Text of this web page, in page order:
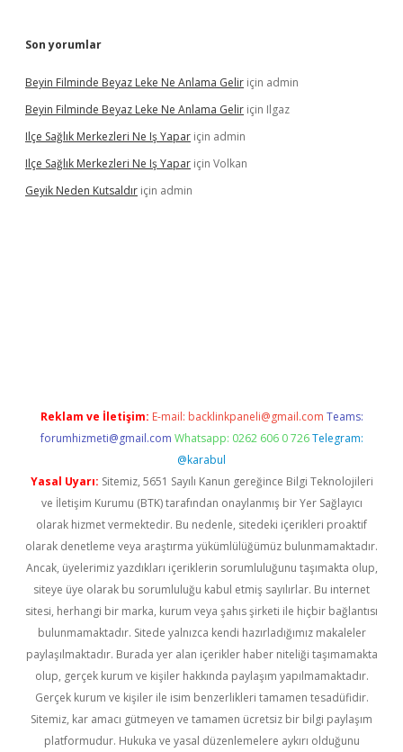
Son yorumlar
Beyin Filminde Beyaz Leke Ne Anlama Gelir için admin
Beyin Filminde Beyaz Leke Ne Anlama Gelir için Ilgaz
Ilçe Sağlık Merkezleri Ne Iş Yapar için admin
Ilçe Sağlık Merkezleri Ne Iş Yapar için Volkan
Geyik Neden Kutsaldır için admin
Reklam ve İletişim: E-mail: backlinkpaneli@gmail.com Teams:
forumhizmeti@gmail.com Whatsapp: 0262 606 0 726 Telegram:
@karabul
Yasal Uyarı: Sitemiz, 5651 Sayılı Kanun gereğince Bilgi Teknolojileri
ve İletişim Kurumu (BTK) tarafından onaylanmış bir Yer Sağlayıcı
olarak hizmet vermektedir. Bu nedenle, sitedeki içerikleri proaktif
olarak denetleme veya araştırma yükümlülüğümüz bulunmamaktadır.
Ancak, üyelerimiz yazdıkları içeriklerin sorumluluğunu taşımakta olup,
siteye üye olarak bu sorumluluğu kabul etmiş sayılırlar. Bu internet
sitesi, herhangi bir marka, kurum veya şahıs şirketi ile hiçbir bağlantısı
bulunmamaktadır. Sitede yalnızca kendi hazırladığımız makaleler
paylaşılmaktadır. Burada yer alan içerikler haber niteliği taşımamakta
olup, gerçek kurum ve kişiler hakkında paylaşım yapılmamaktadır.
Gerçek kurum ve kişiler ile isim benzerlikleri tamamen tesadüfidir.
Sitemiz, kar amacı gütmeyen ve tamamen ücretsiz bir bilgi paylaşım
platformudur. Hukuka ve yasal düzenlemelere aykırı olduğunu